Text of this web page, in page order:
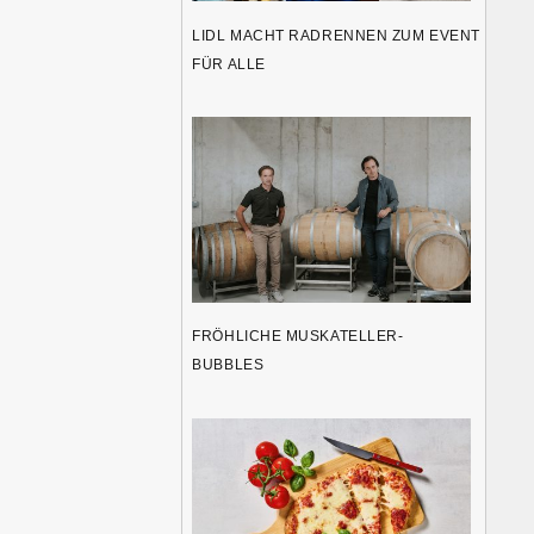
LIDL MACHT RADRENNEN ZUM EVENT
FÜR ALLE
FRÖHLICHE MUSKATELLER-
BUBBLES